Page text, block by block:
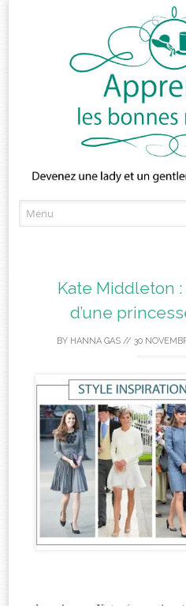
to
Kate Middleton
d’une
BY HANNA GAS // 30